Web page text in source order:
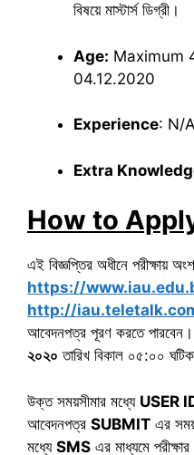
বিষয়ে মাস্টার্স ডিগ্রী।
Age: Maximum
04.12.2020
Experience: N/A
Extra
How to
এই বিজ্ঞপ্তির অধীনে পরীক্ষায়
https://
http://
আবেদনপত্র পূরণ করতে
২০২০ তারিখ বিকাল ০৫:০০
উক্ত সময়সীমার মধ্যে USER
আবেদনপত্র SUBMIT এর
মধ্যে SMS এর মাধ্যমে